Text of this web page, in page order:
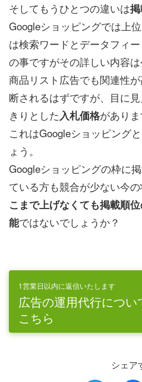
そしてもうひとつの違いは
Googleショッピングでは上
は検索ワードとデータフィ
の事ですがその詳しい内容は
商品リスト広告でも関連性
断されるはずですが、目に
きりとした入札価格がありま
これはGoogleショッピング
ょう。
Googleショッピングの枠に
ている方も競合が少ない今
こまで上げなくても掲載順
能ではないでしょうか？
1営業日以内に返信いたします
広告の運用代行につ
こちら
シェア